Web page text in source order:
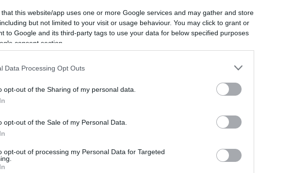
that this website/app uses one or more Google services and may gather and store
but not limited to your visit or usage behaviour. You may click to grant or
to Google and its third-party tags to use your data for below specified purposes
consent section.
Data Processing Opt Outs
opt-out of the Sharing of my personal data.
opt-out of the Sale of my Personal Data.
opt-out of processing my Personal Data for Targeted
vezér beszállt a magánegészségügybe; többségi
tulajdonosa lett a Budai Egészségközpontnak, amely...
EGÉSZSÉGÜGY EGÉSZSÉGPOLITIKA
AZOK KERESIK A LEGKEVESEBBET, AKIKRE A
illetve a brutális munkaerőhiánynak köszönhetően
OKTATÁS
Ide írhatsz levelet nekünk!